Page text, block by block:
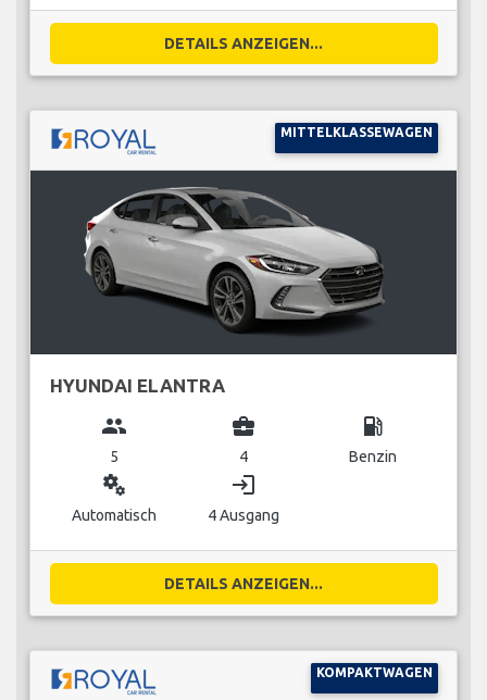
DETAILS ANZEIGEN...
MITTELKLASSEWAGEN
HYUNDAI ELANTRA
group
5
business_center
4
local_gas_station
Benzin
miscellaneous_services
Automatisch
login
4 Ausgang
DETAILS ANZEIGEN...
KOMPAKTWAGEN